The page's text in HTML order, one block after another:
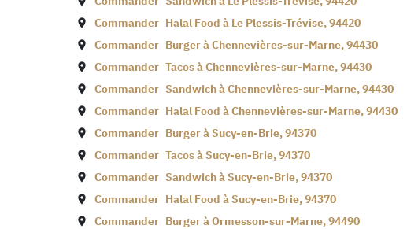
Commander Halal Food à Le Plessis-Trévise,94420
Commander Burger àChennevières-sur-Marne,94430
Commander Tacos àChennevières-sur-Marne,94430
Commander Sandwich àChennevières-sur-Marne,94430
Commander Halal Food àChennevières-sur-Marne,94430
Commander Burger àSucy-en-Brie,94370
Commander Tacos àSucy-en-Brie,94370
Commander Sandwich àSucy-en-Brie,94370
Commander Halal Food àSucy-en-Brie,94370
Commander Burger àOrmesson-sur-Marne,94490